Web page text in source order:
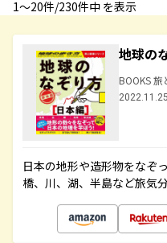
1〜20件/230件中 を表示
地球の
BOOKS 旅
日本の地形や造形物をなぞ
橋、川、湖、半島など旅気